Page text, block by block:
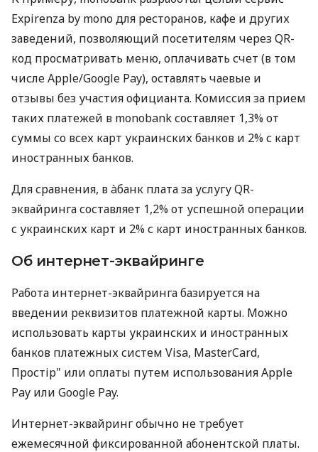
Expirenza by mono для ресторанов, кафе и других
заведений, позволяющий посетителям через QR-
код просматривать меню, оплачивать счет (в том
числе Apple/Google Pay), оставлять чаевые и
отзывы без участия официанта. Комиссия за прием
таких платежей в monobank составляет 1,3% от
суммы со всех карт украинских банков и 2% с карт
иностранных банков.
Для сравнения, в àбанк плата за услугу QR-
эквайринга составляет 1,2% от успешной операции
с украинских карт и 2% с карт иностранных банков.
Об интернет-эквайринге
Работа интернет-эквайринга базируется на
введении реквизитов платежной карты. Можно
использовать карты украинских и иностранных
банков платежных систем Visa, MasterCard,
Простір" или оплаты путем использования Apple
Pay или Google Pay.
Интернет-эквайринг обычно не требует
ежемесячной фиксированной абонентской платы.